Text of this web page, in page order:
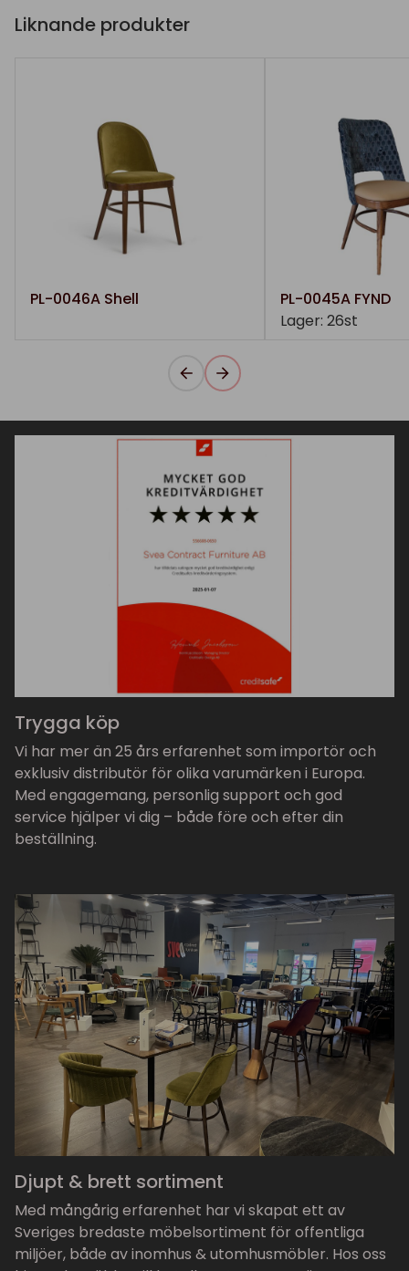
Liknande produkter
PL-0046A Shell
PL-0045A FYND
Lager: 26st
Trygga köp
Vi har mer än 25 års erfarenhet som importör och
exklusiv distributör för olika varumärken i Europa.
Med engagemang, personlig support och god
service hjälper vi dig – både före och efter din
beställning.
Djupt & brett sortiment
Med mångårig erfarenhet har vi skapat ett av
Sveriges bredaste möbelsortiment för offentliga
miljöer, både av inomhus & utomhusmöbler. Hos oss